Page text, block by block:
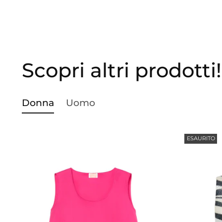
Scopri altri prodotti!
Donna Uomo
ESAURITO